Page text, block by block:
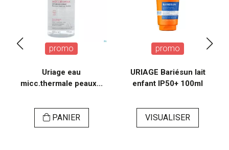
promo
Uriage eau
micc.thermale peaux...
PANIER
promo
URIAGE Bariésun lait
enfant IP50+ 100ml
VISUALISER